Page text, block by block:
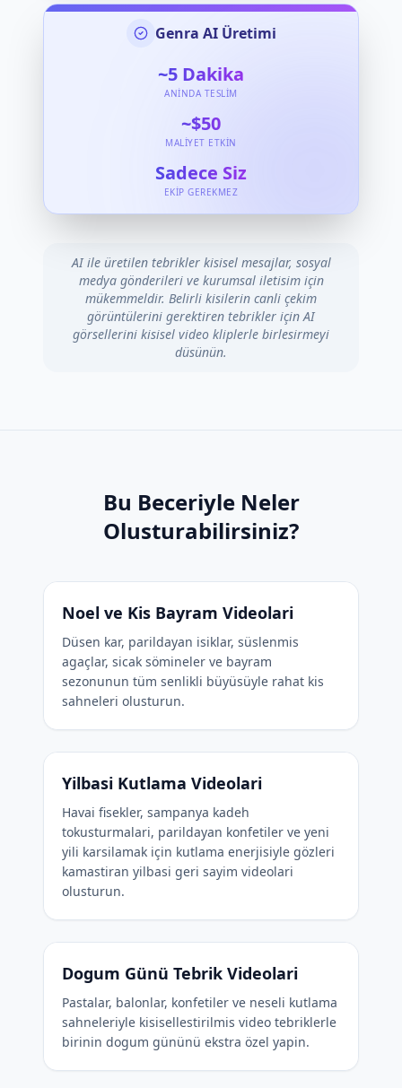
Genra AI Üretimi
~5 Dakika
ANINDA TESLIM
~$50
MALIYET ETKIN
Sadece Siz
EKIP GEREKMEZ
AI ile üretilen tebrikler kisisel mesajlar, sosyal
medya gönderileri ve kurumsal iletisim için
mükemmeldir. Belirli kisilerin canli çekim
görüntülerini gerektiren tebrikler için AI
görsellerini kisisel video kliplerle birlesirmeyi
düsünün.
Bu Beceriyle Neler
Olusturabilirsiniz?
Noel ve Kis Bayram Videolari
Düsen kar, parildayan isiklar, süslenmis
agaçlar, sicak sömineler ve bayram
sezonunun tüm senlikli büyüsüyle rahat kis
sahneleri olusturun.
Yilbasi Kutlama Videolari
Havai fisekler, sampanya kadeh
tokusturmalari, parildayan konfetiler ve yeni
yili karsilamak için kutlama enerjisiyle gözleri
kamastiran yilbasi geri sayim videolari
olusturun.
Dogum Günü Tebrik Videolari
Pastalar, balonlar, konfetiler ve neseli kutlama
sahneleriyle kisisellestirilmis video tebriklerle
birinin dogum gününü ekstra özel yapin.